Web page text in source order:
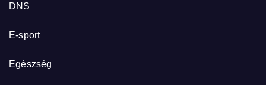
DNS
E-sport
Egészség